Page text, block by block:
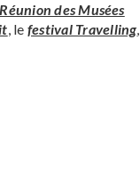
Réunion des Musées
, le festival Travelling,